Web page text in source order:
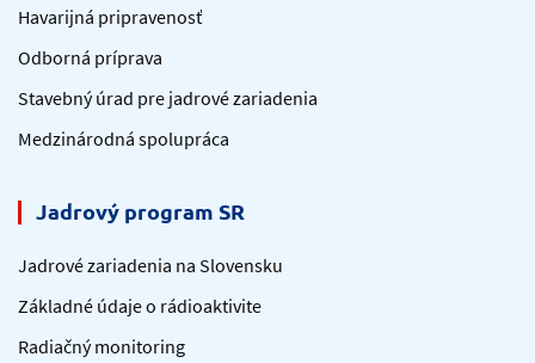
Havarijná pripravenosť
Odborná príprava
Stavebný úrad pre jadrové zariadenia
Medzinárodná spolupráca
Jadrový program SR
Jadrové zariadenia na Slovensku
Základné údaje o rádioaktivite
Radiačný monitoring